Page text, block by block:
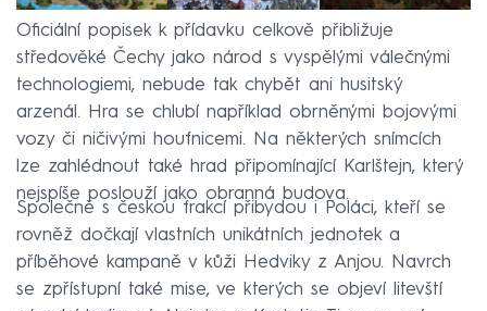
Oficiální popisek k přídavku celkově přibližuje
středověké Čechy jako národ s vyspělými válečnými
technologiemi, nebude tak chybět ani husitský
arzenál. Hra se chlubí například obrněnými bojovými
vozy či ničivými houfnicemi. Na některých snímcích
lze zahlédnout také hrad připomínající Karlštejn, který
nejspíše poslouží jako obranná budova.
Společně s českou frakcí přibydou i Poláci, kteří se
rovněž dočkají vlastních unikátních jednotek a
příběhové kampaně v kůži Hedviky z Anjou. Navrch
se zpřístupní také mise, ve kterých se objeví litevští